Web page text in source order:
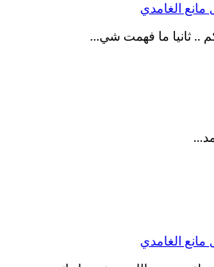
الغامدي
.. ثانيا ما فهمت شي...
الغامدي